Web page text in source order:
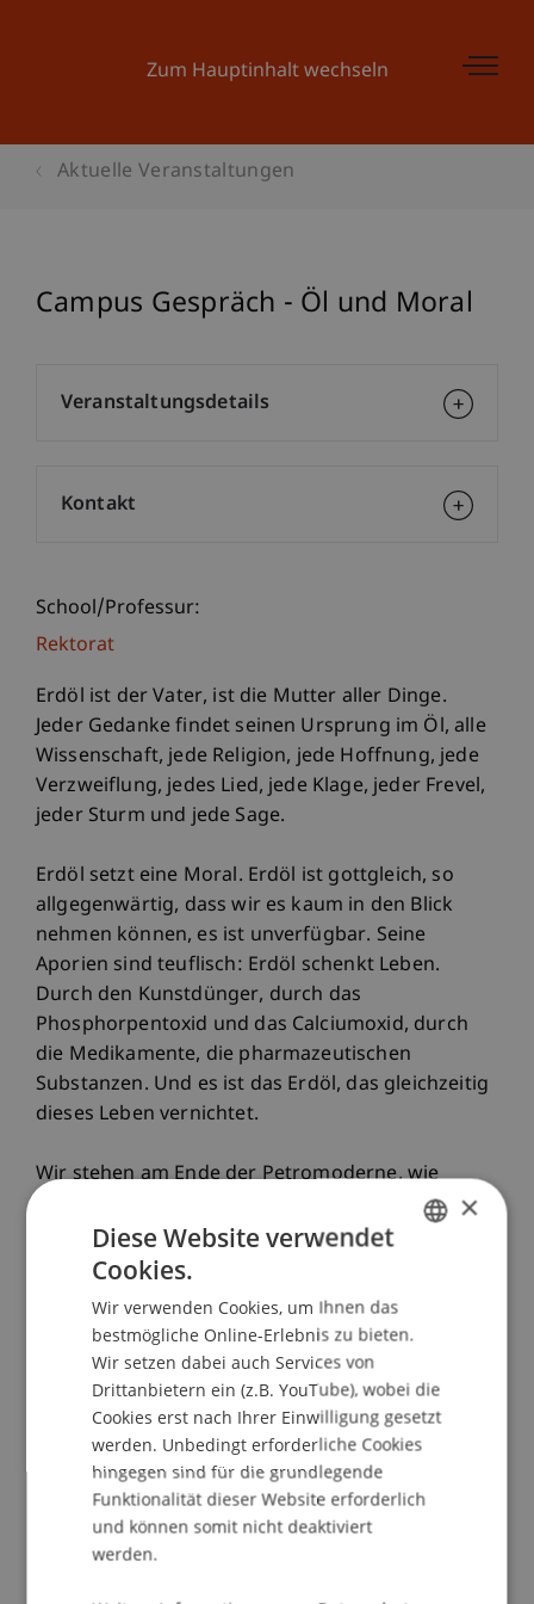
Zum Hauptinhalt wechseln
Aktuelle Veranstaltungen
Campus Gespräch - Öl und Moral
School/Professur:
Rektorat
Erdöl ist der Vater, ist die Mutter aller Dinge.
Jeder Gedanke findet seinen Ursprung im Öl, alle
Wissenschaft, jede Religion, jede Hoffnung, jede
Verzweiflung, jedes Lied, jede Klage, jeder Frevel,
jeder Sturm und jede Sage.
Erdöl setzt eine Moral. Erdöl ist gottgleich, so
allgegenwärtig, dass wir es kaum in den Blick
nehmen können, es ist unverfügbar. Seine
Aporien sind teuflisch: Erdöl schenkt Leben.
Durch den Kunstdünger, durch das
Phosphorpentoxid und das Calciumoxid, durch
die Medikamente, die pharmazeutischen
Substanzen. Und es ist das Erdöl, das gleichzeitig
dieses Leben vernichtet.
Wir stehen am Ende der Petromoderne, wie
Alexander Klose und Benjamin Steininger unser
Zeitalter genannt haben, die Ära, die mit der
ersten kommerziellen Erschliessung der
Ölquellen in Pennsylvanien, in Rumänien und in
Aserbaidschan begann. Wir müssen von dieser
Epoche und damit auch von ihren Segnungen
Abschied nehmen. Das wird nur gelingen, wenn
wir seine Kultur und damit seine Ethik in den Blick
nehmen. Bis heute ist das nur in Ansätzen
geschehen. Obwohl unsere Zivilisation ganz auf
diesem Stoff beruht, wissen wir fast nichts über
seine Bilder und Narrative.
Veranstaltungsdetails
Kontakt
×
Diese Website verwendet
Cookies.
Wir verwenden Cookies, um Ihnen das
bestmögliche Online-Erlebnis zu bieten.
Wir setzen dabei auch Services von
Drittanbietern ein (z.B. YouTube), wobei die
Cookies erst nach Ihrer Einwilligung gesetzt
werden. Unbedingt erforderliche Cookies
hingegen sind für die grundlegende
Funktionalität dieser Website erforderlich
und können somit nicht deaktiviert
werden.